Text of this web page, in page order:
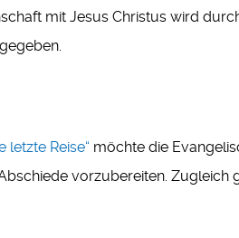
mit Jesus Christus wird
letzte Reise“ möchte die
vorzubereiten.